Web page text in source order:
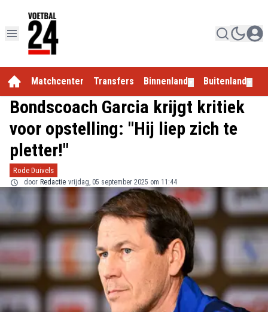
Matchcenter Transfers Binnenland Buitenland
Bondscoach Garcia krijgt kritiek
voor opstelling: "Hij liep zich te
pletter!"
Rode Duivels
door Redactie vrijdag, 05 september 2025 om 11:44